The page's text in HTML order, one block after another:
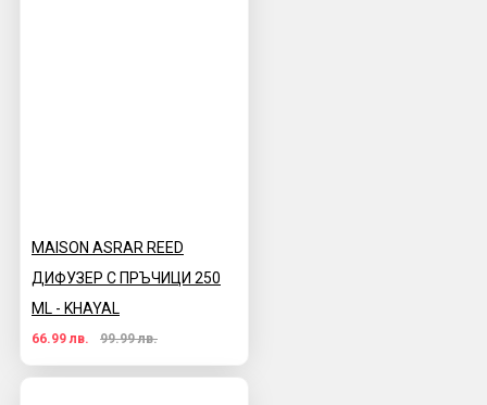
MAISON ASRAR REED
ДИФУЗЕР С ПРЪЧИЦИ 250
ML - KHAYAL
66.99 лв. 99.99 лв.